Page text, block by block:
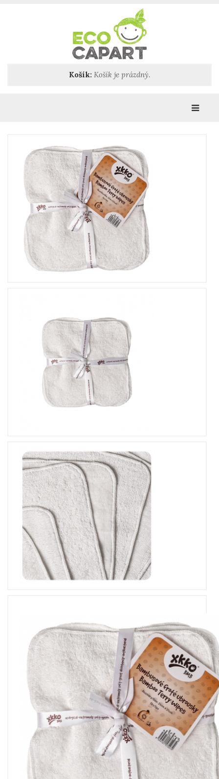
Košík: Košík je prázdný.